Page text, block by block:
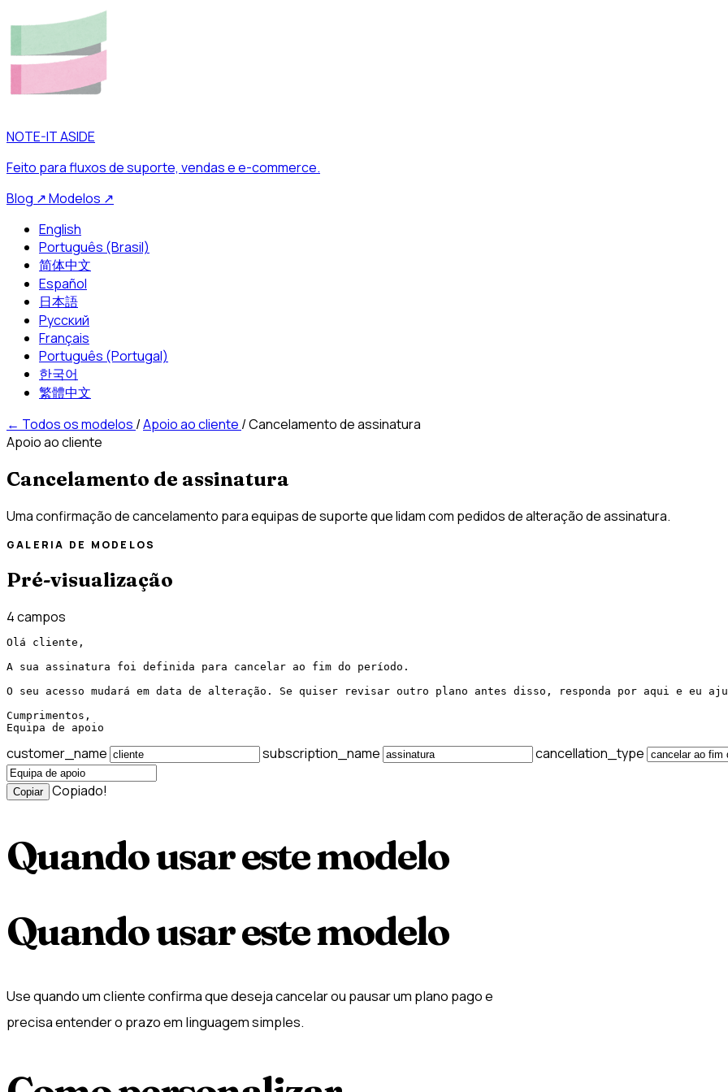
NOTE-IT ASIDE
Feito para fluxos de suporte, vendas e e-commerce.
Blog ↗Modelos ↗
English
Português (Brasil)
简体中文
Español
日本語
Русский
Français
Português (Portugal)
한국어
繁體中文
← Todos os modelos /Apoio ao cliente /Cancelamento de assinatura
Apoio ao cliente
Cancelamento de assinatura
Uma confirmação de cancelamento para equipas de suporte que lidam com pedidos de alteração de assinatura.
GALERIA DE MODELOS
Pré-visualização
4 campos
Olá cliente,
A sua assinatura foi definida para cancelar ao fim do período.
O seu acesso mudará em data de alteração. Se quiser revisar outro plano antes disso, responda por aqui e eu
Cumprimentos,
Equipa de apoio
customer_name subscription_name cancellation_type
Copiar Copiado!
Quando usar este modelo
Quando usar este modelo
Use quando um cliente confirma que deseja cancelar ou pausar um plano pago e
precisa entender o prazo em linguagem simples.